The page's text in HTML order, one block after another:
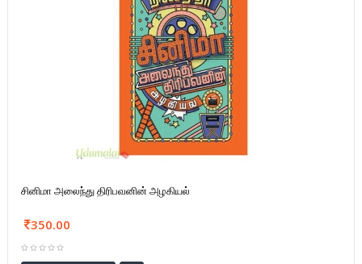
சினிமா அலைந்து திரிபவனின் அழகியல்
350.00